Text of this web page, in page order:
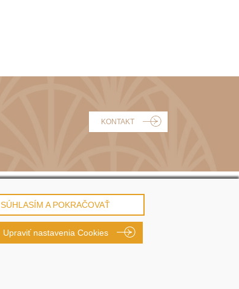
KONTAKT
OBCHODNÉ PODMIENKY
REKLAMÁCIE
PRIVACY POLICY | GDPR
SÚHLASÍM A POKRAČOVAŤ
Upraviť nastavenia Cookies